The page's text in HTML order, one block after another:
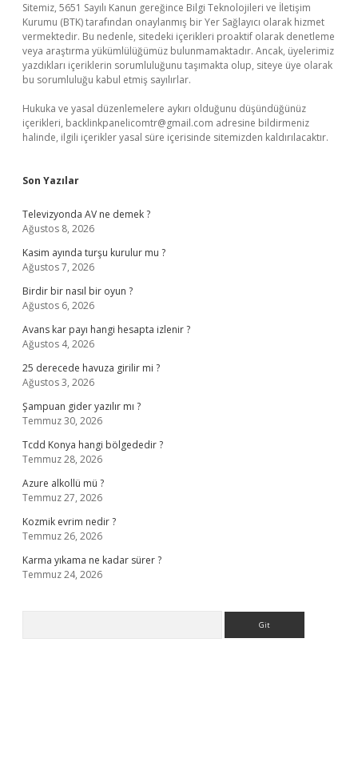
Sitemiz, 5651 Sayılı Kanun gereğince Bilgi Teknolojileri ve İletişim
Kurumu (BTK) tarafından onaylanmış bir Yer Sağlayıcı olarak hizmet
vermektedir. Bu nedenle, sitedeki içerikleri proaktif olarak denetleme
veya araştırma yükümlülüğümüz bulunmamaktadır. Ancak, üyelerimiz
yazdıkları içeriklerin sorumluluğunu taşımakta olup, siteye üye olarak
bu sorumluluğu kabul etmiş sayılırlar.
Hukuka ve yasal düzenlemelere aykırı olduğunu düşündüğünüz
içerikleri, backlinkpanelicomtr@gmail.com adresine bildirmeniz
halinde, ilgili içerikler yasal süre içerisinde sitemizden kaldırılacaktır.
Son Yazılar
Televizyonda AV ne demek ?
Ağustos 8, 2026
Kasim ayında turşu kurulur mu ?
Ağustos 7, 2026
Birdir bir nasıl bir oyun ?
Ağustos 6, 2026
Avans kar payı hangi hesapta izlenir ?
Ağustos 4, 2026
25 derecede havuza girilir mi ?
Ağustos 3, 2026
Şampuan gider yazılır mı ?
Temmuz 30, 2026
Tcdd Konya hangi bölgededir ?
Temmuz 28, 2026
Azure alkollü mü ?
Temmuz 27, 2026
Kozmik evrim nedir ?
Temmuz 26, 2026
Karma yıkama ne kadar sürer ?
Temmuz 24, 2026